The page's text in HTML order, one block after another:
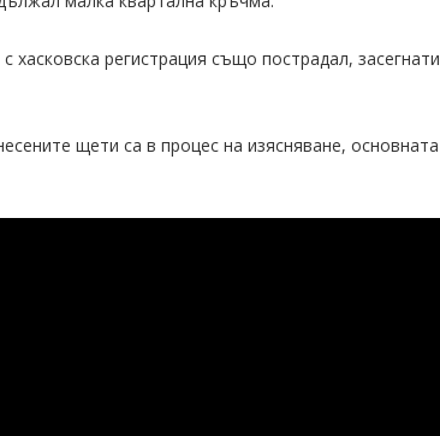
регистрация също пострадал, засегнати
щети са в процес на изясняване, основната